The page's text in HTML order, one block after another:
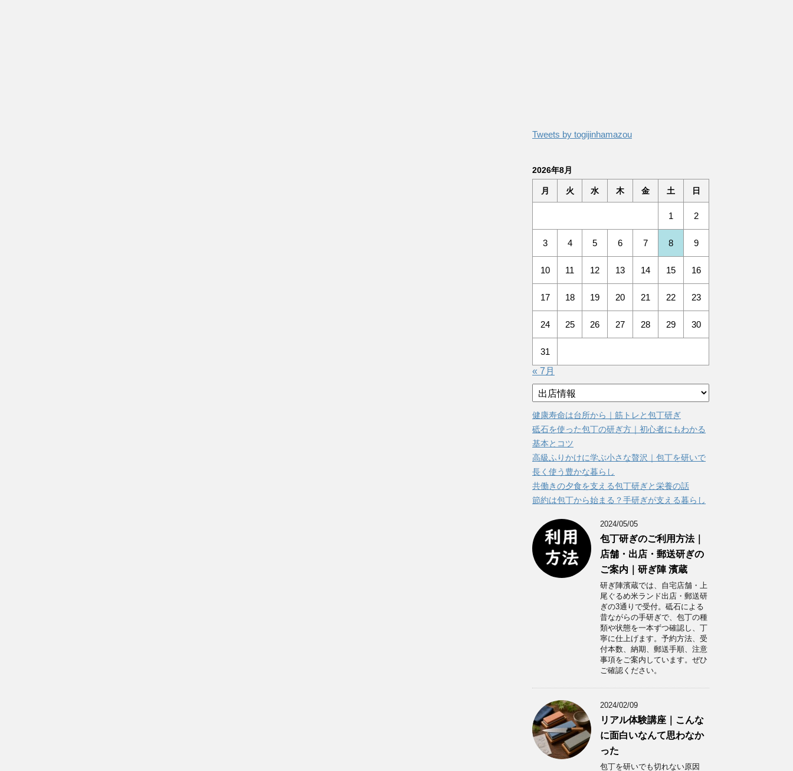
Tweets by togijinhamazou
2026年8月
月 火 水 木 金 土 日
1 2
3 4 5 6 7 8 9
10 11 12 13 14 15 16
17 18 19 20 21 22 23
24 25 26 27 28 29 30
31
« 7月
カ
テ
ゴ
リ
ー
健康寿命は台所から｜筋トレと包丁研ぎ
砥石を使った包丁の研ぎ方｜初心者にもわかる
基本とコツ
高級ふりかけに学ぶ小さな贅沢｜包丁を研いで
長く使う豊かな暮らし
共働きの夕食を支える包丁研ぎと栄養の話
節約は包丁から始まる？手研ぎが支える暮らし
2024/05/05
包丁研ぎのご利用方法｜
店舗・出店・郵送研ぎの
ご案内｜研ぎ陣 濱蔵
研ぎ陣濱蔵では、自宅店舗・上
尾ぐるめ米ランド出店・郵送研
ぎの3通りで受付。砥石による
昔ながらの手研ぎで、包丁の種
類や状態を一本ずつ確認し、丁
寧に仕上げます。予約方法、受
付本数、納期、郵送手順、注意
事項をご案内しています。ぜひ
ご確認ください。
2024/02/09
リアル体験講座｜こんな
に面白いなんて思わなか
った
包丁を研いでも切れない原因